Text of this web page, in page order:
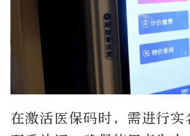
在激活医保码时，需进行实